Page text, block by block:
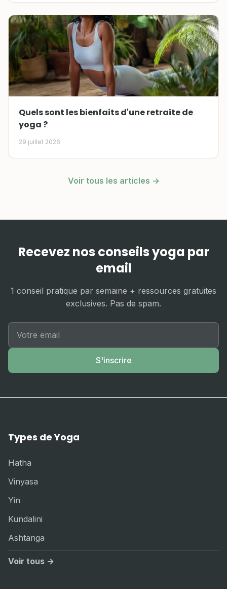
Quels sont les bienfaits d'une retraite de
yoga ?
29 juillet 2026
Voir tous les articles →
Recevez nos conseils yoga par
email
1 conseil pratique par semaine + ressources gratuites
exclusives. Pas de spam.
S'inscrire
Types de Yoga
Hatha
Vinyasa
Yin
Kundalini
Ashtanga
Voir tous →